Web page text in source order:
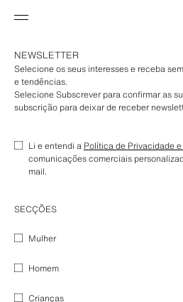
NEWSLETTER
Selecione os seus interesses e receba
e tendências.
Selecione Subscrever para confirmar as
subscrição para deixar de receber
Li e entendi a Política de Privacidade
comunicações comerciais
mail.
SECÇÕES
Mulher
Homem
Crianças